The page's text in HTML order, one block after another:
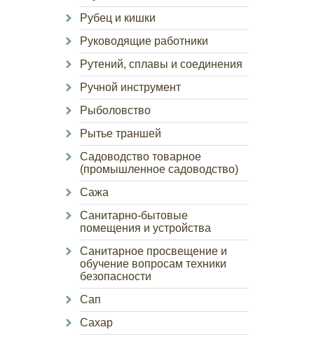
Рубец и кишки
Руководящие работники
Рутений, сплавы и соединения
Ручной инструмент
Рыболовство
Рытье траншей
Садоводство товарное
(промышленное садоводство)
Сажа
Санитарно-бытовые
помещения и устройства
Санитарное просвещение и
обучение вопросам техники
безопасности
Сап
Сахар